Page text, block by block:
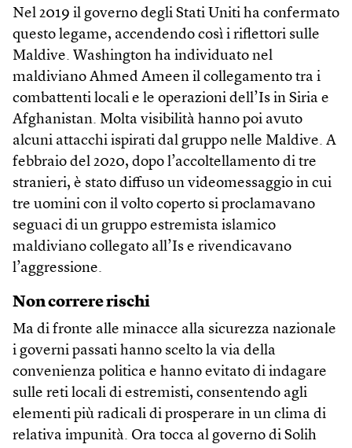
Nel 2019 il governo degli Stati Uniti ha confermato
questo legame, accendendo così i riflettori sulle
Maldive. Washington ha individuato nel
maldiviano Ahmed Ameen il collegamento tra i
combattenti locali e le operazioni dell’Is in Siria e
Afghanistan. Molta visibilità hanno poi avuto
alcuni attacchi ispirati dal gruppo nelle Maldive. A
febbraio del 2020, dopo l’accoltellamento di tre
stranieri, è stato diffuso un videomessaggio in cui
tre uomini con il volto coperto si proclamavano
seguaci di un gruppo estremista islamico
maldiviano collegato all’Is e rivendicavano
l’aggressione.
Non correre rischi
Ma di fronte alle minacce alla sicurezza nazionale
i governi passati hanno scelto la via della
convenienza politica e hanno evitato di indagare
sulle reti locali di estremisti, consentendo agli
elementi più radicali di prosperare in un clima di
relativa impunità. Ora tocca al governo di Solih